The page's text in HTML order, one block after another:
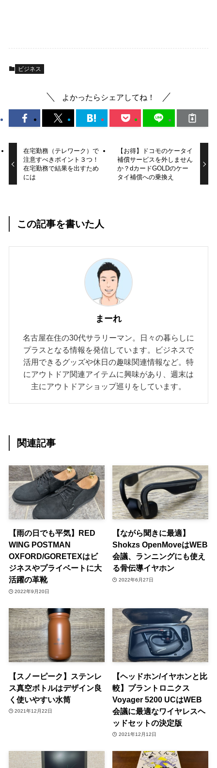
ビジネス
よかったらシェアしてね！
在宅勤務（テレワーク）で
注意すべきポイント３つ！
在宅勤務で結果を出すため
には
【お得】ドコモのケータイ
補償サービスを外しません
か？dカードGOLDのケー
タイ補償への乗換え
この記事を書いた人
まーれ
名古屋在住の30代サラリーマン。日々の暮らしに
プラスとなる情報を発信しています。ビジネスで
活用できるグッズや休日の趣味関連情報など。特
にアウトドア関連アイテムに興味があり、週末は
主にアウトドアショップ巡りをしています。
関連記事
【雨の日でも平気】RED
WING POSTMAN
OXFORD/GORETEXはビ
ジネスやプライベートに大
活躍の革靴
2022年9月20日
【ながら聞きに最適】
Shokzs OpenMoveはWEB
会議、ランニングにも使え
る骨伝導イヤホン
2022年6月27日
【スノーピーク】ステンレ
ス真空ボトルはデザイン良
く使いやすい水筒
2021年12月22日
【ヘッドホン/イヤホンと比
較】プラントロニクス
Voyager 5200 UCはWEB
会議に最適なワイヤレスヘ
ッドセットの決定版
2021年12月12日